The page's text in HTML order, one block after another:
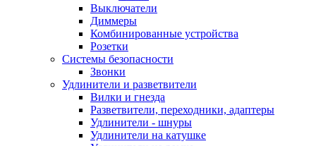
Выключатели
Диммеры
Комбинированные устройства
Розетки
Системы безопасности
Звонки
Удлинители и разветвители
Вилки и гнезда
Разветвители, переходники, адаптеры
Удлинители - шнуры
Удлинители на катушке